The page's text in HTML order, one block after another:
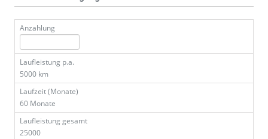
Anzahlung
Laufleistung p.a.
5000 km
Laufzeit (Monate)
60 Monate
Laufleistung gesamt
25000